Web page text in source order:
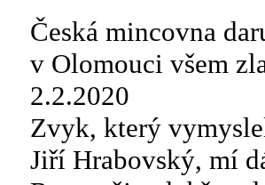
Česká mincovna
v Olomouci všem
2.2.2020
Zvyk, který
Jiří Hrabovský, mí